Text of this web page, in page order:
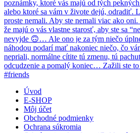
Úvod
E-SHOP
Môj účet
Obchodné podmienky
Ochrana súkromia